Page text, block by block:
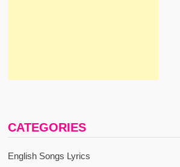
CATEGORIES
English Songs Lyrics